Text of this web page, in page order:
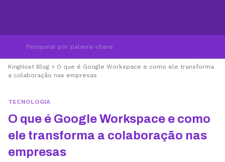
KingHost Blog > O que é Google Workspace e como ele transforma
a colaboração nas empresas
TECNOLOGIA
O que é Google Workspace e como
ele transforma a colaboração nas
empresas